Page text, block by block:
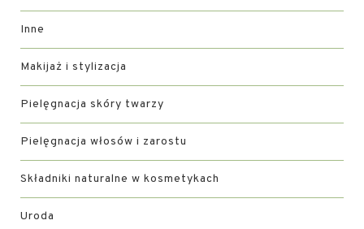
Inne
Makijaż i stylizacja
Pielęgnacja skóry twarzy
Pielęgnacja włosów i zarostu
Składniki naturalne w kosmetykach
Uroda